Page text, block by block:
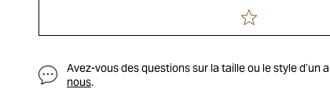
Avez-vous des questions sur la taille ou le style d’un
nous.